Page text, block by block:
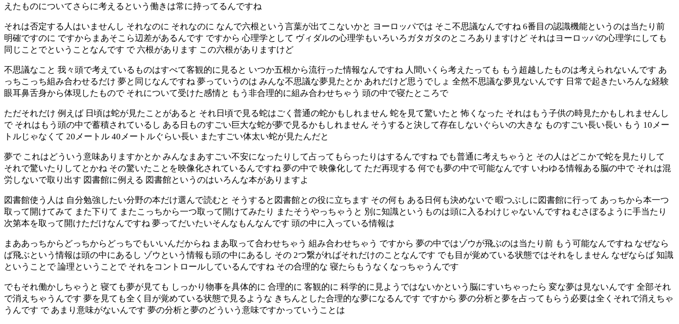
えたものについてさらに考えるという働きは常に持ってるんですね
それは否定する人はいませんし それなのに それなのに なんで六根という言葉が出てこないかと ヨーロッパでは そこ不思議なんですね 6番目の認識機能というのは当たり前
明確ですのに ですからまあそこら辺差があるんです ですから 心理学として ヴィダルの心理学もいろいろガタガタのところありますけど それはヨーロッパの心理学にしても
同じことでということなんです で 六根があります この六根がありますけど
不思議なこと 我々頭で考えているものはすべて客観的に見ると いつか五根から流行った情報なんですね 人間いくら考えたっても もう超越したものは考えられないんです あ
っちこっち組み合わせるだけ 夢と同じなんですね 夢っていうのは みんな不思議な夢見たとか あれだけど思うでしょ 全然不思議な夢見ないんです 日常で起きたいろんな経験
眼耳鼻舌身から体現したもので それについて受けた感情と もう非合理的に組み合わせちゃう 頭の中で寝たところで
ただそれだけ 例えば 日頃は蛇が見たことがあると それ日頃で見る蛇はごく普通の蛇かもしれません 蛇を見て驚いたと 怖くなった それはもう子供の時見たかもしれませんし
で それはもう頭の中で蓄積されているし ある日ものすごい巨大な蛇が夢で見るかもしれません そうすると決して存在しないぐらいの大きな ものすごい長い長い もう 10メー
トルじゃなくて 20メートル 40メートルぐらい長い またすごい体太い蛇が見たんだと
夢で これはどういう意味ありますかとか みんなまあすごい不安になったりして占ってもらったりはするんですね でも普通に考えちゃうと その人はどこかで蛇を見たりして
それで驚いたりしてとかね その驚いたことを映像化されているんですね 夢の中で 映像化して ただ再現する 何でも夢の中で可能なんです いわゆる情報ある脳の中で それは混
労しないで取り出す 図書館に例える 図書館というのはいろんな本がありますよ
図書館使う人は 自分勉強したい分野の本だけ選んで読むと そうすると図書館との役に立ちます その何も ある日何も決めないで 暇つぶしに図書館に行って あっちから本一つ
取って開けてみて また下りて またこっちから一つ取って開けてみたり またそうやっちゃうと 別に知識というものは頭に入るわけじゃないんですね むさぼるように手当たり
次第本を取って開けただけなんですね 夢ってだいたいそんなもんなんです 頭の中に入っている情報は
まああっちからどっちからどっちでもいいんだからね まあ取って合わせちゃう 組み合わせちゃう ですから 夢の中ではゾウが飛ぶのは当たり前 もう可能なんですね なぜなら
ば飛ぶという情報は頭の中にあるし ゾウという情報も頭の中にあるし その 2つ繋がればそれだけのことなんです でも目が覚めている状態ではそれをしません なぜならば 知識
ということで 論理ということで それをコントロールしているんですね その合理的な 寝たらもうなくなっちゃうんです
でもそれ働かしちゃうと 寝ても夢が見ても しっかり物事を具体的に 合理的に 客観的に 科学的に見ようではないかという脳にすいちゃったら 変な夢は見ないんです 全部それ
で消えちゃうんです 夢を見ても全く目が覚めている状態で見るような きちんとした合理的な夢になるんです ですから 夢の分析と夢を占ってもらう必要は全くそれで消えちゃ
うんです で あまり意味がないんです 夢の分析と夢のどういう意味ですかっていうことは